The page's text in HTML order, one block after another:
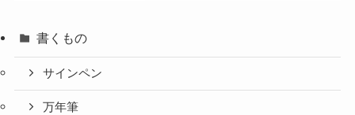
書くもの
サインペン
万年筆